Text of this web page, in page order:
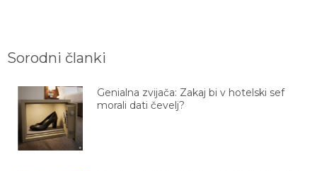
Sorodni članki
Genialna zvijača: Zakaj bi v hotelski sef
morali dati čevelj?